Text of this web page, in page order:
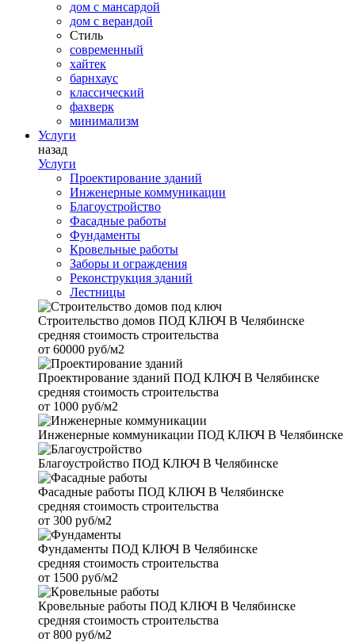
дом с мансардой
дом с верандой
Стиль
современный
хайтек
барнхаус
классический
фахверк
минимализм
Услуги
назад
Услуги
Проектирование зданий
Инженерные коммуникации
Благоустройство
Фасадные работы
Фундаменты
Кровельные работы
Заборы и ограждения
Реконструкция зданий
Лестницы
Строительство домов ПОД КЛЮЧ В Челябинске
средняя стоимость строительства
от 60000 руб/м2
Проектирование зданий ПОД КЛЮЧ В Челябинске
средняя стоимость строительства
от 1000 руб/м2
Инженерные коммуникации ПОД КЛЮЧ В Челябинске
Благоустройство ПОД КЛЮЧ В Челябинске
Фасадные работы ПОД КЛЮЧ В Челябинске
средняя стоимость строительства
от 300 руб/м2
Фундаменты ПОД КЛЮЧ В Челябинске
средняя стоимость строительства
от 1500 руб/м2
Кровельные работы ПОД КЛЮЧ В Челябинске
средняя стоимость строительства
от 800 руб/м2